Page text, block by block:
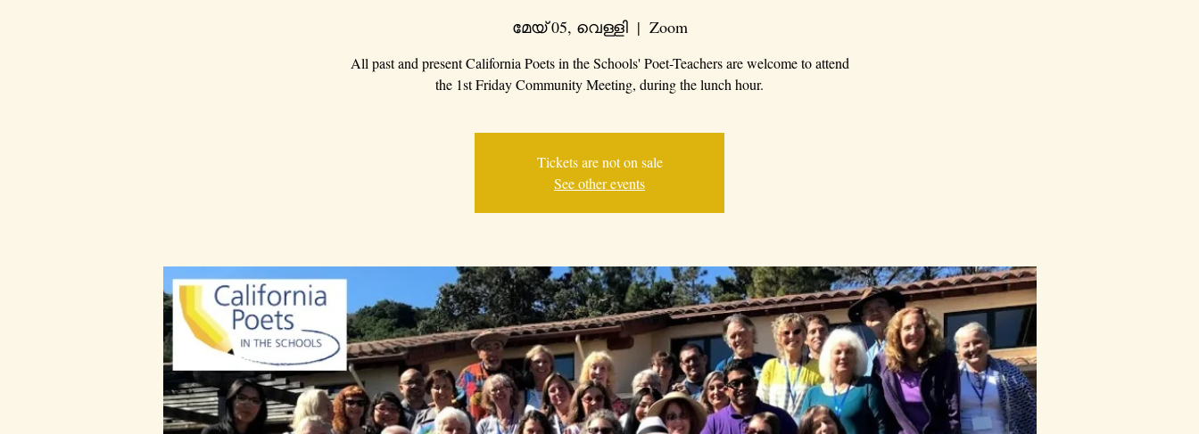
മേയ് 05, വെള്ളി
  |
Zoom
All past and present California Poets in the Schools' Poet-Teachers are welcome to attend
the 1st Friday Community Meeting, during the lunch hour.
Tickets are not on sale
See other events